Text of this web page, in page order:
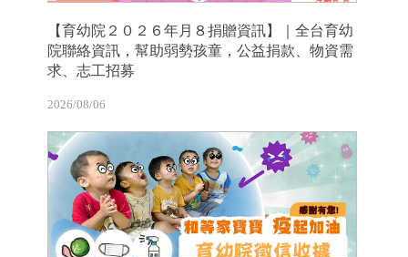
【育幼院２０２６年月８捐贈資訊】｜全台育幼
院聯絡資訊，幫助弱勢孩童，公益捐款、物資需
求、志工招募
2026/08/06